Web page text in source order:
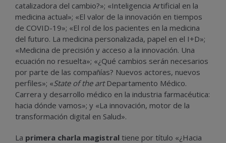
catalizadora del cambio?»; «Inteligencia Artificial en la
medicina actual»; «El valor de la innovación en tiempos
de COVID-19»; «El rol de los pacientes en la medicina
del futuro. La medicina personalizada, papel en el I+D»;
«Medicina de precisión y acceso a la innovación. Una
ecuación no resuelta»; «¿Qué cambios serán necesarios
por parte de las compañías? Nuevos actores, nuevos
perfiles»; «State of the artDepartamento Médico.
Carrera y desarrollo médico en la industria farmacéutica:
hacia dónde vamos»; y «La innovación, motor de la
transformación digital en Salud».
La primera charla magistral tiene por título «¿Hacia